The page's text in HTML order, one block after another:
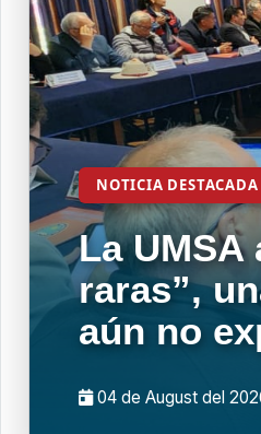
NOTICIA DESTACADA
La UMSA
raras”,
aún no
04 de August del